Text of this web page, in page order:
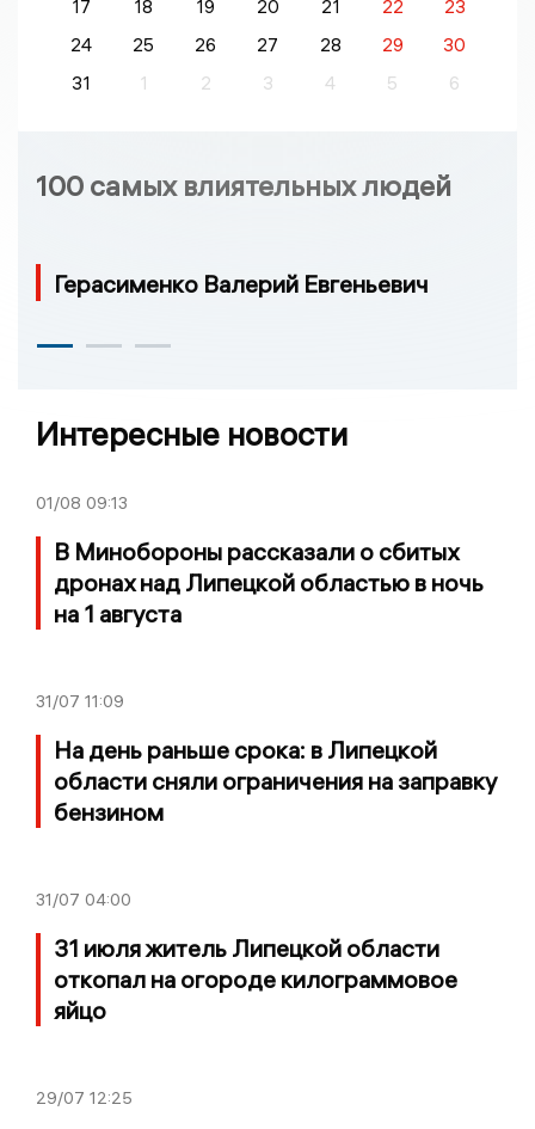
17 18 19 20 21 22
23
24
25 26 27 28 29
30
31
1 2 3 4 5 6
100 самых влиятельных людей
Герасименко Валерий Евгеньевич
Интересные новости
01/08 09:13
В Минобороны рассказали о сбитых
дронах над Липецкой областью в ночь
на 1 августа
31/07 11:09
На день раньше срока: в Липецкой
области сняли ограничения на заправку
бензином
31/07 04:00
31 июля житель Липецкой области
откопал на огороде килограммовое
яйцо
29/07 12:25